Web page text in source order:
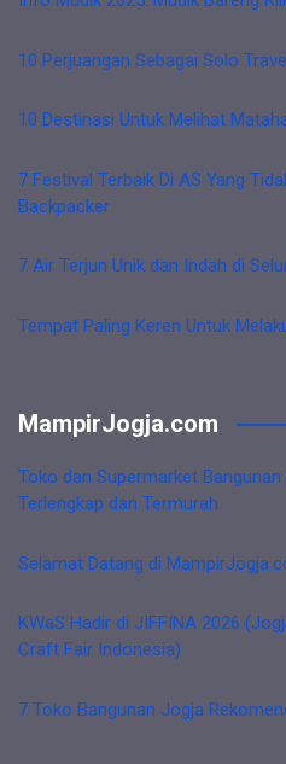
10 Perjuangan Sebagai Solo
10 Destinasi Untuk Melihat
7 Festival Terbaik Di AS Yang
Backpacker
7 Air Terjun Unik dan Indah di
Tempat Paling Keren Untuk
MampirJogja.com
Toko dan Supermarket
Terlengkap dan Termurah
Selamat Datang di
KWaS Hadir di JIFFINA 2026
Craft Fair Indonesia)
7 Toko Bangunan Jogja